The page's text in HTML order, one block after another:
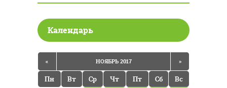
Календарь
« НОЯБРЬ 2017 »
Пн Вт Ср Чт Пт Сб Вс